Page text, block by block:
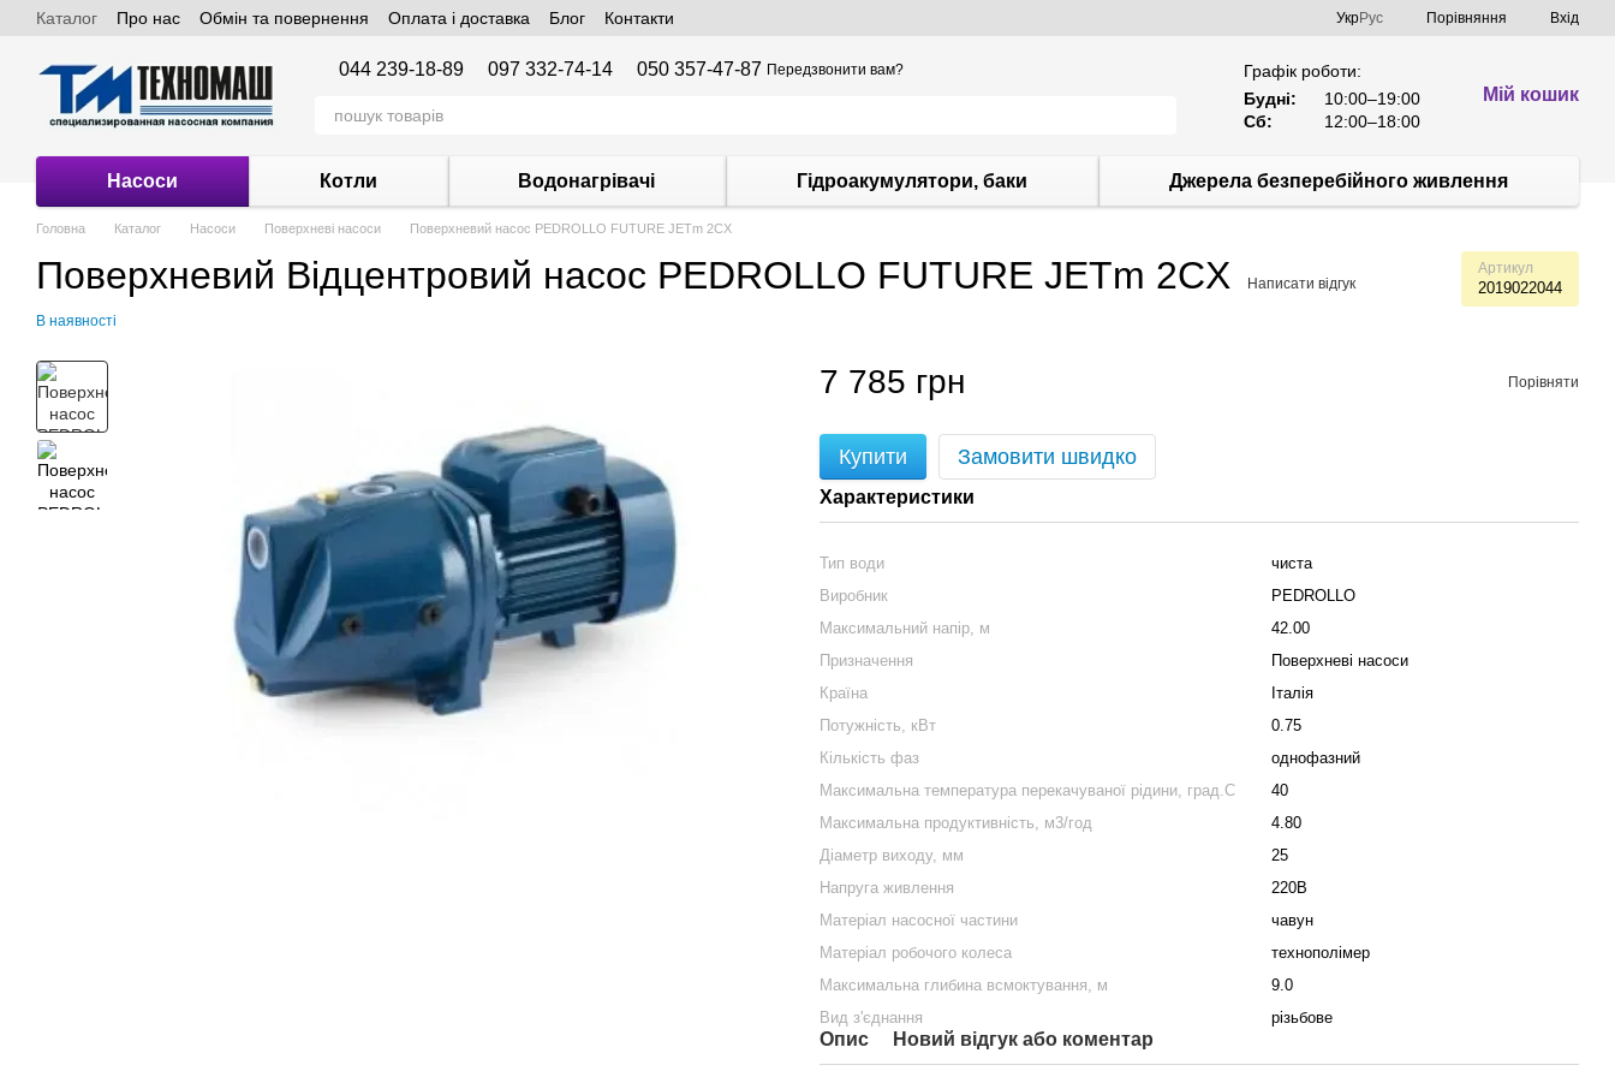
Перейти до основного контенту
Каталог Про нас Обмін та повернення Оплата і доставка Блог Контакти УкрРус Порівняння Вхід
044 239-18-89 097 332-74-14 050 357-47-87 Передзвонити вам?
Графік роботи:
Будні:
10:00–19:00
Сб:
12:00–18:00
Мій кошик
Насоси Котли Водонагрівачі Гідроакумулятори, баки Джерела безперебійного живлення
Головна Каталог Насоси Поверхневі насоси Поверхневий насос PEDROLLO FUTURE JETm 2CX
Поверхневий Відцентровий насос PEDROLLO FUTURE JETm 2CX Написати відгук
Артикул
2019022044
В наявності
7 785 грн Порівняти
Купити Замовити швидко
Характеристики
Тип води
чиста
Виробник
PEDROLLO
Максимальний напір, м
42.00
Призначення
Поверхневі насоси
Країна
Італія
Потужність, кВт
0.75
Кількість фаз
однофазний
Максимальна температура перекачуваної рідини, град.С
40
Максимальна продуктивність, м3/год
4.80
Діаметр виходу, мм
25
Напруга живлення
220В
Матеріал насосної частини
чавун
Матеріал робочого колеса
технополімер
Максимальна глибина всмоктування, м
9.0
Вид з'єднання
різьбове
Опис Новий відгук або коментар